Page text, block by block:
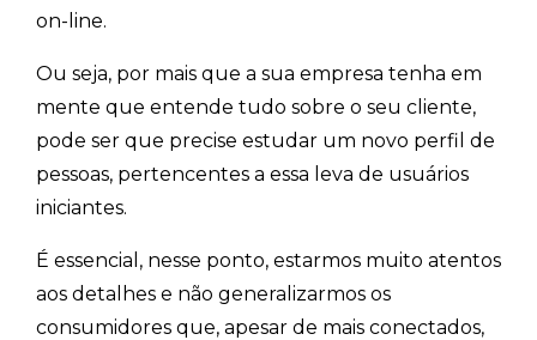
on-line.
Ou seja, por mais que a sua empresa tenha em
mente que entende tudo sobre o seu cliente,
pode ser que precise estudar um novo perfil de
pessoas, pertencentes a essa leva de usuários
iniciantes.
É essencial, nesse ponto, estarmos muito atentos
aos detalhes e não generalizarmos os
consumidores que, apesar de mais conectados,